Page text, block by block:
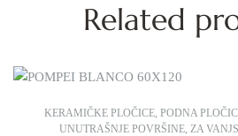
Related
KERAMIČKE PLOČICE, PODNA
UNUTRAŠNJE POVRŠINE, ZA